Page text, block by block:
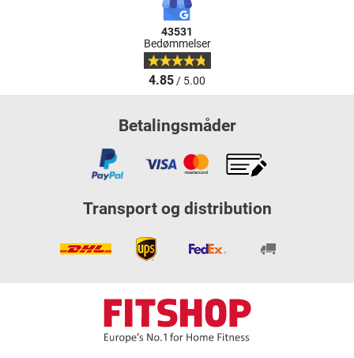
43531
Bedømmelser
4.85/ 5.00
Betalingsmåder
Transport og distribution